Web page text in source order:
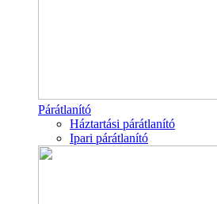
Párátlanító
Háztartási párátlanító
Ipari párátlanító